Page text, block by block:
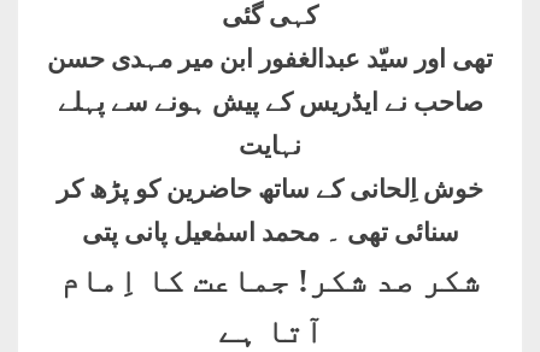
کہی گئی
تھی اور سیّد عبدالغفور ابن میر مہدی حسن
صاحب نے ایڈریس کے پیش ہونے سے پہلے
نہایت
خوش اِلحانی کے ساتھ حاضرین کو پڑھ کر
سنائی تھی ۔ محمد اسمٰعیل پانی پتی
شکر صد شکر! جماعت کا اِمام
آتا ہے